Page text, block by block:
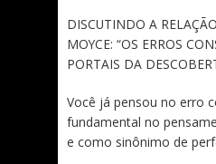
DISCUTINDO A
MOYCE: “OS ERROS
PORTAIS DA
Você já pensou no erro
fundamental no
e como sinônimo de